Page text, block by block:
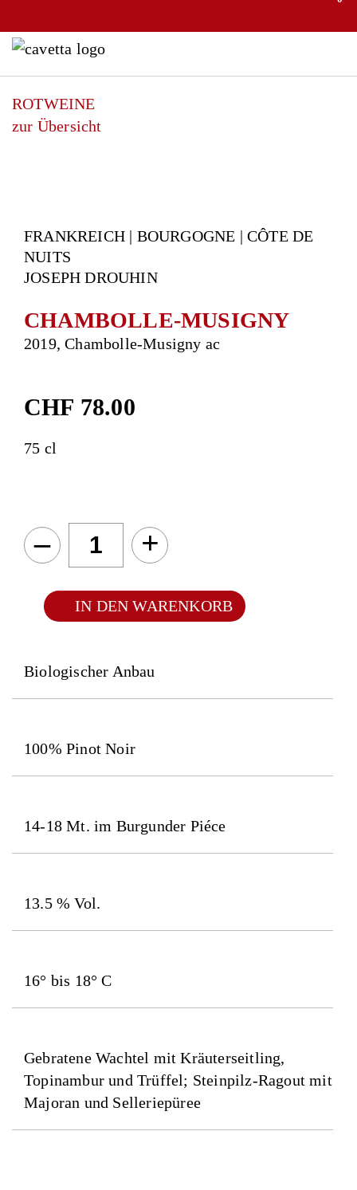
ROTWEINE
zur Übersicht
FRANKREICH | BOURGOGNE | CÔTE DE
NUITS
JOSEPH DROUHIN
CHAMBOLLE-MUSIGNY
2019, Chambolle-Musigny ac
CHF 78.00
75 cl
– +
IN DEN WARENKORB
Biologischer Anbau
100% Pinot Noir
14-18 Mt. im Burgunder Piéce
13.5 % Vol.
16° bis 18° C
Gebratene Wachtel mit Kräuterseitling,
Topinambur und Trüffel; Steinpilz-Ragout mit
Majoran und Selleriepüree